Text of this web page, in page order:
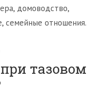
домоводство,
семейные отношения.
тазовом